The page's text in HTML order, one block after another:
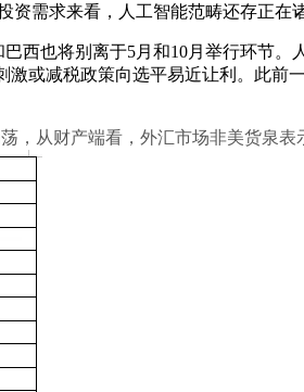
资需求来看，人工智能范畴还存正
也将别离于5月和10月举行环节。
激或减税政策向选平易近让利。此
从财产端看，外汇市场非美货泉表